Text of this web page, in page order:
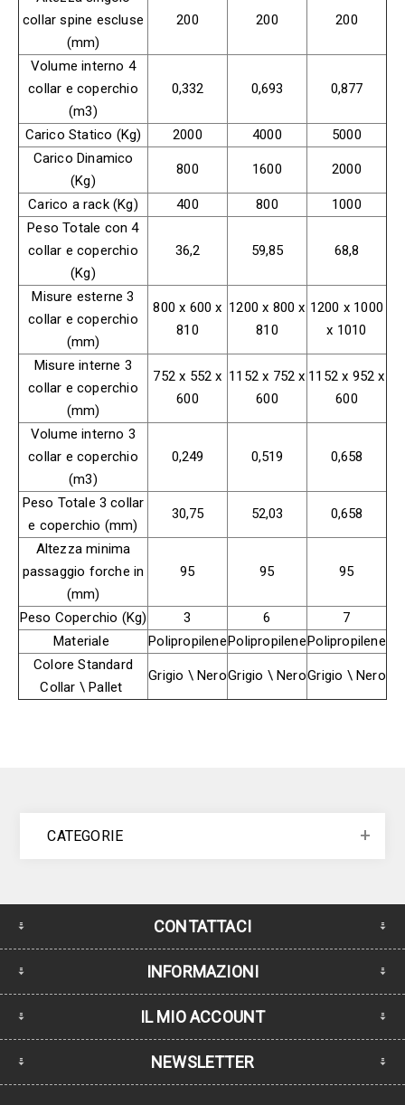
collar spine escluse
(mm)
200 200 200
Volume interno 4
collar e coperchio
(m3)
0,332 0,693 0,877
Carico Statico (Kg) 2000 4000
5000
Carico Dinamico
(Kg)
800 1600 2000
Carico a rack (Kg) 400 800
1000
Peso Totale con 4
collar e coperchio
(Kg)
36,2 59,85 68,8
Misure esterne 3
collar e coperchio
(mm)
800 x 600 x
810
1200 x 800 x
810
1200 x 1000
x 1010
Misure interne 3
collar e coperchio
(mm)
752 x 552 x
600
1152 x 752 x
600
1152 x 952 x
600
Volume interno 3
collar e coperchio
(m3)
0,249 0,519 0,658
Peso Totale 3 collar
e coperchio (mm)
30,75 52,03 0,658
Altezza minima
passaggio forche in
(mm)
95 95 95
Peso Coperchio (Kg) 3 6
7
Materiale
PolipropilenePolipropilenePolipropilene
Colore Standard
Collar \ Pallet
Grigio \ NeroGrigio \ NeroGrigio \ Nero
CATEGORIE
CONTATTACI
INFORMAZIONI
IL MIO ACCOUNT
NEWSLETTER